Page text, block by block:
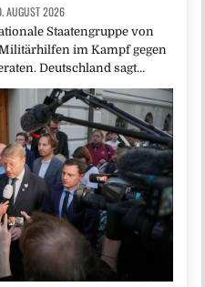
AUGUST 2026
Staatengruppe von
im Kampf gegen
Deutschland sagt…